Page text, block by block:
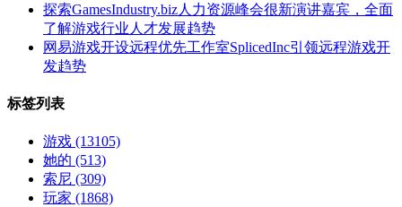
探索GamesIndustry.biz人力资源峰会很新演讲嘉宾，全面
了解游戏行业人才发展趋势
网易游戏开设远程优先工作室SplicedInc引领远程游戏开
发趋势
标签列表
游戏 (13105)
她的 (513)
索尼 (309)
玩家 (1868)